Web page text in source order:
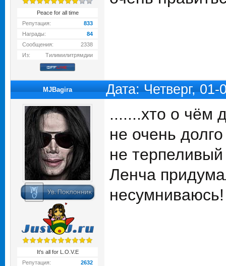
Peace for all time
Репутация:
833
Награды:
84
Сообщения:
2338
Из:
Тилимилитрямдии
MJBagira Дата: Четверг,
It's all for L.O.V.E
Репутация:
2632
.......хто о чём
не очень
не
Ленча
несумниваюсь!